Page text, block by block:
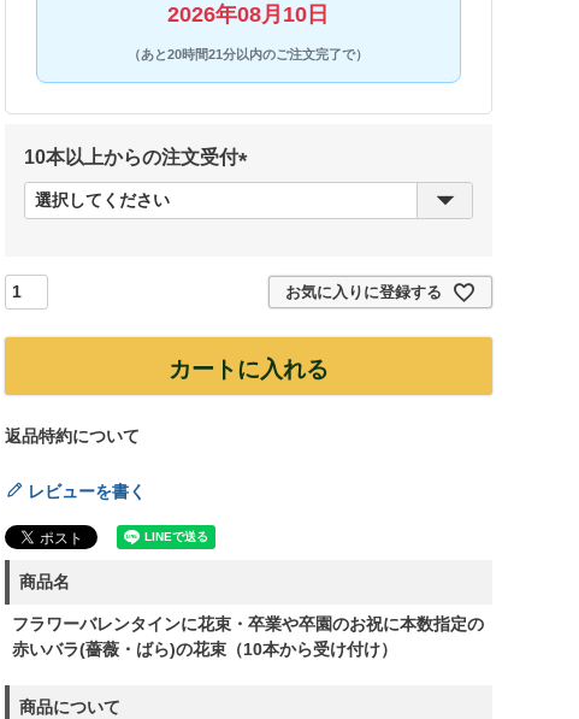
2026年08月10日
（あと20時間21分以内のご注文完了で）
10本以上からの注文受付
必
お気に入りに登録する
カートに入れる
返品特約について
レビューを書く
商品名
フラワーバレンタインに花束・卒業や卒園のお祝に本数指定の
赤いバラ(薔薇・ばら)の花束（10本から受け付け）
商品について